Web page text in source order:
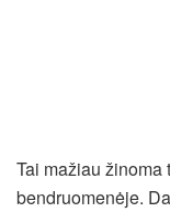
Tai mažiau
bendruomenėje.